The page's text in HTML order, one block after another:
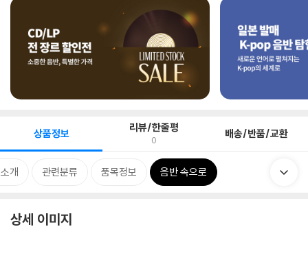
상품정보 리뷰/한줄평
0 배송/반품/교환
개 관련분류 품목정보 음반 속으로
상세 이미지